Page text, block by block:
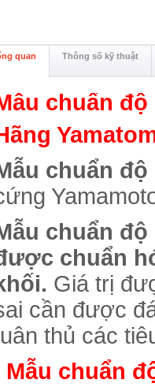
quan Thông số kỹ thuật
chuẩn
chuẩn
chuẩn
chuẩn
Giá trị
cần được
thủ các
Mẫu chuẩn